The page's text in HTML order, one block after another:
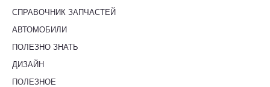
СПРАВОЧНИК ЗАПЧАСТЕЙ
АВТОМОБИЛИ
ПОЛЕЗНО ЗНАТЬ
ДИЗАЙН
ПОЛЕЗНОЕ